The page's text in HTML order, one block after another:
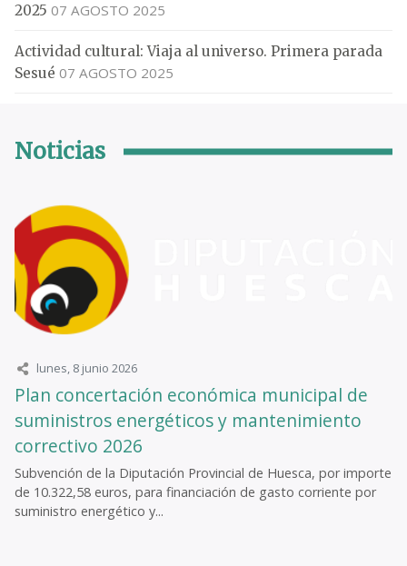
2025 07 AGOSTO 2025
Actividad cultural: Viaja al universo. Primera parada
Sesué 07 AGOSTO 2025
Noticias
lunes, 8 junio 2026
Plan concertación económica municipal de
suministros energéticos y mantenimiento
correctivo 2026
Subvención de la Diputación Provincial de Huesca, por importe
de 10.322,58 euros, para financiación de gasto corriente por
suministro energético y...